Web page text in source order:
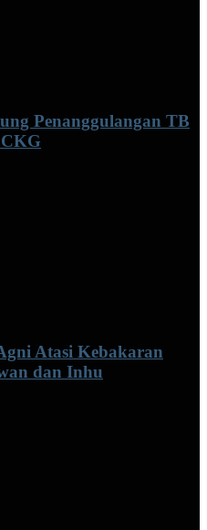
Penanggulangan TB
Atasi Kebakaran
dan Inhu